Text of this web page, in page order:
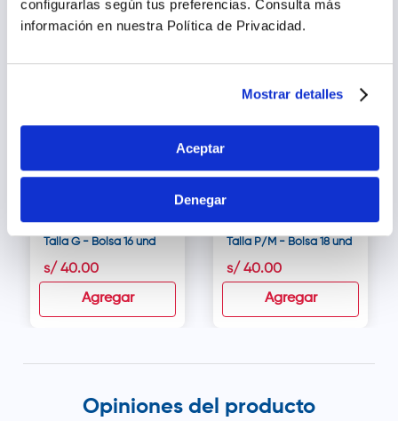
configurarlas según tus preferencias. Consulta más
información en nuestra Política de Privacidad.
Mostrar detalles
Aceptar
Denegar
Desechable Adultos
Talla G - Bolsa 16 und
s/ 40.00
Agregar
Desechable Adultos
Talla P/M - Bolsa 18 und
s/ 40.00
Agregar
Opiniones del producto